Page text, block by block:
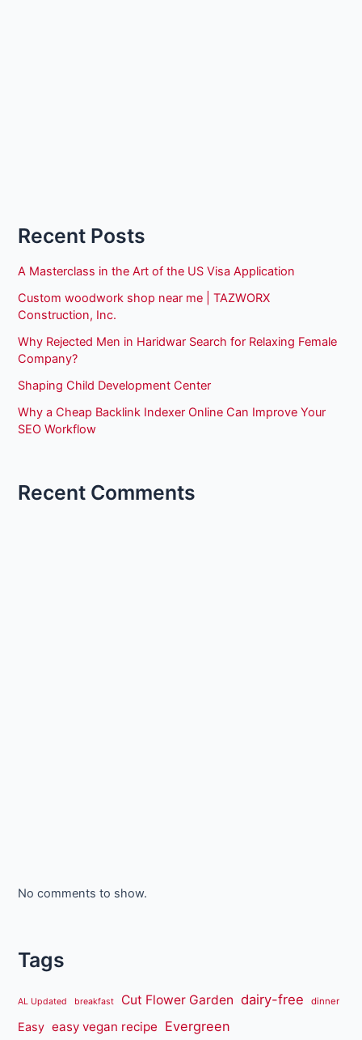
Recent Posts
A Masterclass in the Art of the US Visa Application
Custom woodwork shop near me | TAZWORX
Construction, Inc.
Why Rejected Men in Haridwar Search for Relaxing Female
Company?
Shaping Child Development Center
Why a Cheap Backlink Indexer Online Can Improve Your
SEO Workflow
Recent Comments
No comments to show.
Tags
AL Updated breakfast Cut Flower Garden dairy-free dinner
Easy easy vegan recipe Evergreen